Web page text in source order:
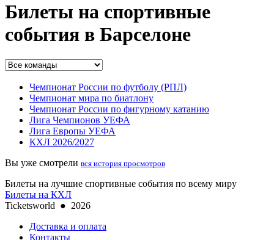
Билеты на спортивные
события в Барселоне
Чемпионат России по футболу (РПЛ)
Чемпионат мира по биатлону
Чемпионат России по фигурному катанию
Лига Чемпионов УЕФА
Лига Европы УЕФА
КХЛ 2026/2027
Вы уже смотрели вся история просмотров
Билеты на лучшие спортивные события по всему миру
Билеты на КХЛ
Ticketsworld ● 2026
Доставка и оплата
Контакты